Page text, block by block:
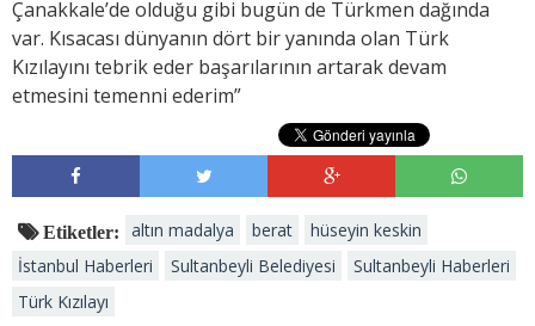
Çanakkale’de olduğu gibi bugün de Türkmen dağında
var. Kısacası dünyanın dört bir yanında olan Türk
Kızılayını tebrik eder başarılarının artarak devam
etmesini temenni ederim”
Etiketler: altın madalya berat
hüseyin keskin
İstanbul Haberleri
Sultanbeyli Belediyesi
Sultanbeyli Haberleri
Türk Kızılayı